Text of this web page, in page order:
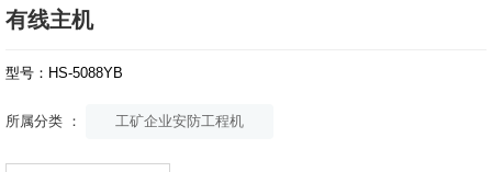
有线主机
型号：HS-5088YB
所属分类 ： 工矿企业安防工程机